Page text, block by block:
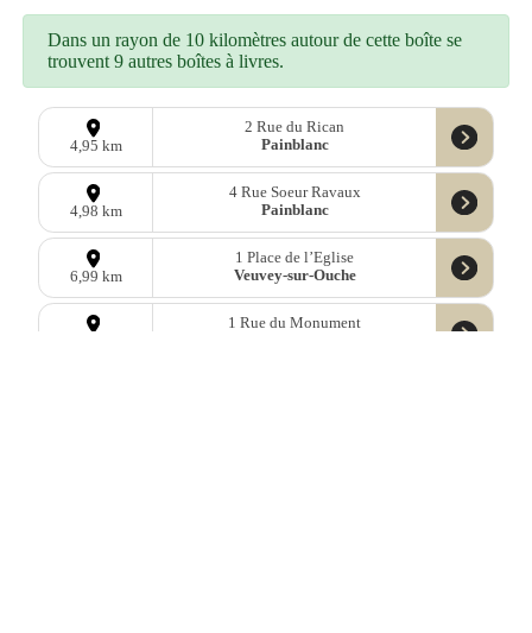
Dans un rayon de 10 kilomètres autour de cette boîte se
trouvent 9 autres boîtes à livres.
4,95 km
2 Rue du Rican
Painblanc
4,98 km
4 Rue Soeur Ravaux
Painblanc
6,99 km
1 Place de l’Eglise
Veuvey-sur-Ouche
1 Rue du Monument